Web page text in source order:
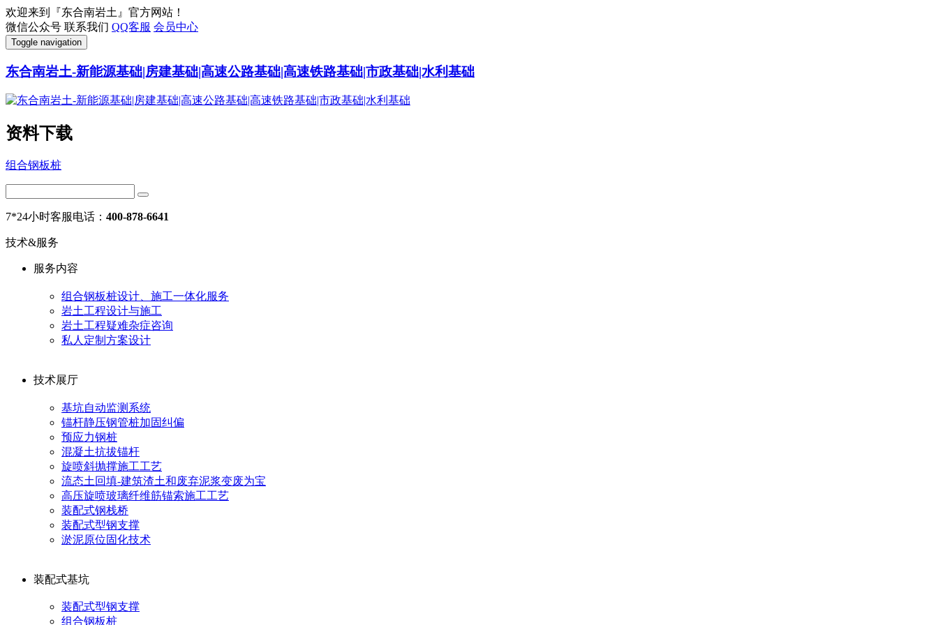
欢迎来到『东合南岩土』官方网站！
微信公众号 联系我们 QQ客服 会员中心
Toggle navigation
东合南岩土-新能源基础|房建基础|高速公路基础|高速铁路基础|市政基础|水利基础
资料下载
组合钢板桩
7*24小时客服电话： 400-878-6641
技术&服务
服务内容
组合钢板桩设计、施工一体化服务
岩土工程设计与施工
岩土工程疑难杂症咨询
私人定制方案设计
技术展厅
基坑自动监测系统
锚杆静压钢管桩加固纠偏
预应力钢桩
混凝土抗拔锚杆
旋喷斜抛撑施工工艺
流态土回填-建筑渣土和废弃泥浆变废为宝
高压旋喷玻璃纤维筋锚索施工工艺
装配式钢栈桥
装配式型钢支撑
淤泥原位固化技术
装配式基坑
装配式型钢支撑
组合钢板桩